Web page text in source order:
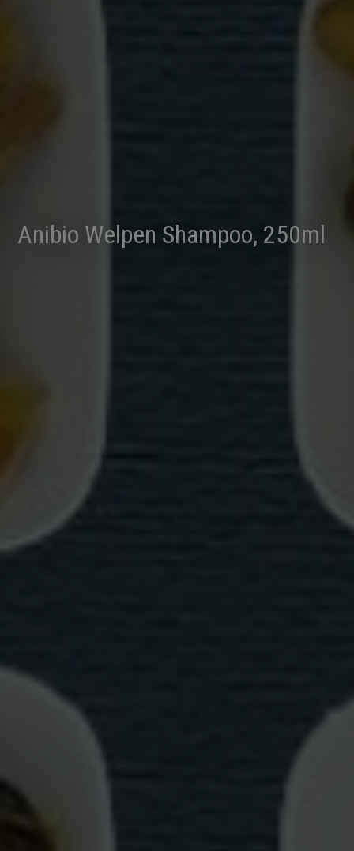
Anibio Welpen Shampoo, 250ml